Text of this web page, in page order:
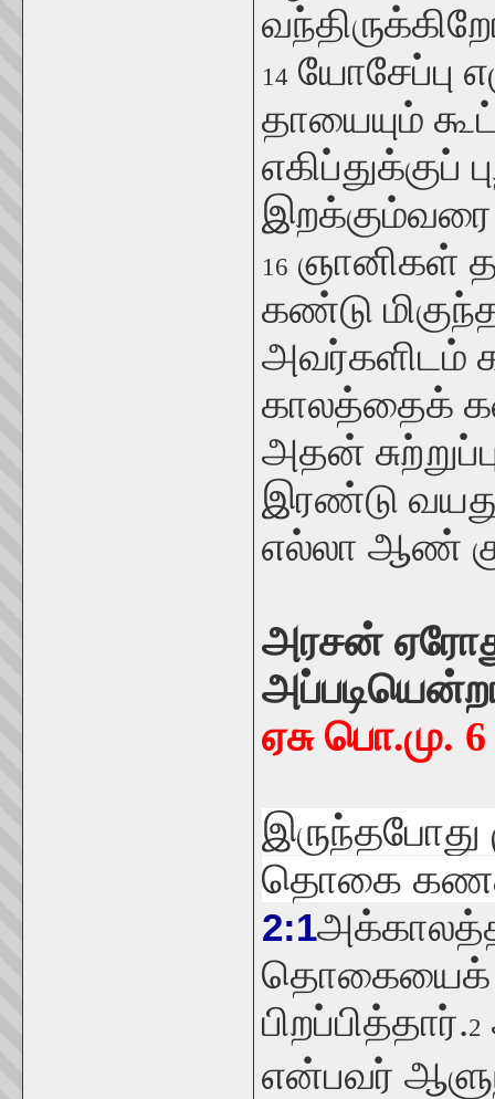
14 யோசேப்பு
தாயையும்
எகிப்துக்குப்
16 ஞானிகள்
கண்டு
அவர்களிடம்
காலத்தைக்
அதன்
இரண்டு
எல்லா ஆண்
அரசன்
ஏசு பொ.மு. 6
தொகை
2:1
தொகையைக்
பிறப்பித்தார்.2
என்பவர்